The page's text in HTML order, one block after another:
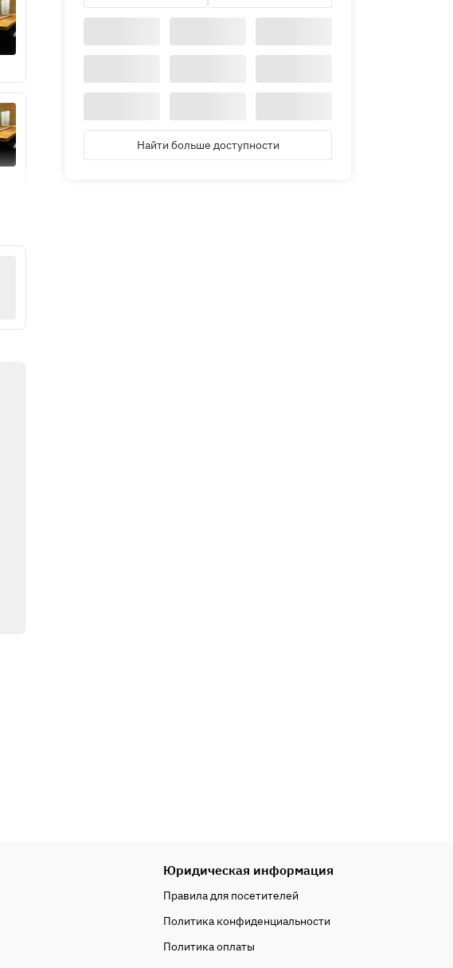
Найти больше доступности
Юридическая информация
Правила для посетителей
Политика конфиденциальности
Политика оплаты